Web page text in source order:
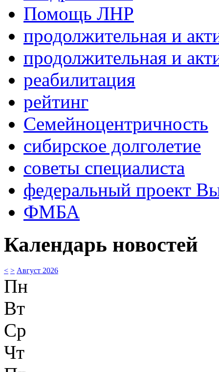
Помощь ЛНР
продолжительная и
продолжительная и
реабилитация
рейтинг
Семейноцентричность
сибирское долголетие
советы специалиста
федеральный проект
ФМБА
Календарь новостей
< > Август 2026
Пн
Вт
Ср
Чт